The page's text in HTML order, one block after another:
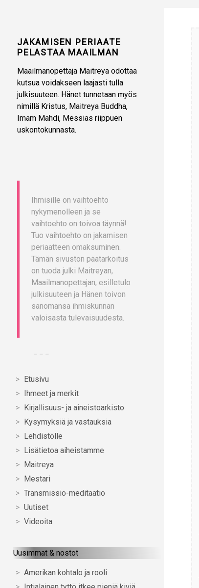
JAKAMISEN PERIAATE
PELASTAA MAAILMAN
Maailmanopettaja Maitreya odottaa
kutsua voidakseen laajasti tulla
julkisuuteen. Hänet tunnetaan myös
nimillä Kristus, Maitreya Buddha,
Imam Mahdi, Messias riippuen
uskontokunnasta.
Etusivu
Ihmeet ja merkit
Kirjallisuus- ja aineistoarkisto
Kysymyksiä ja vastauksia
Lehdistölle
Lisätietoa aiheistamme
Maitreya
Mestari
Transmissio-meditaatio
Uutiset
Videoita
Uusimmat & nostot
Amerikan kohtalo ja rooli
Ihmisille on vaihtoehto
nykymenolleen ja se
vaihtoehto on toivoa täynnä!
Tuo vaihtoehto on jakamisen
periaatteen omaksuminen.
Tämän sivuston päätarkoitus
on tuoda julki Maitreyan,
Maailmanopettajan, esilletulo
julkisuuteen ja Hänen toivon
sanomansa ihmiskunnan
valoisasta tulevaisuudesta.
– – –